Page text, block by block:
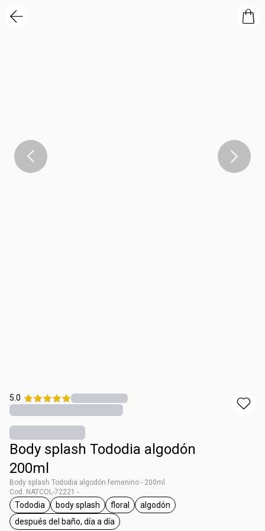
5.0
Body splash Tododia algodón
200ml
Body splash Tododia algodón femenino - 200ml
Cod. NATCOL-72221 -
general.tag Tododia
Tododia
general.tag body splash
body splash
general.tag floral
floral
general.tag algodón
algodón
general.tag después del baño, día a día
después del baño, día a día